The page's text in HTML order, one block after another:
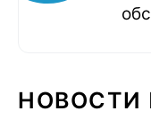
НОВОСТИ